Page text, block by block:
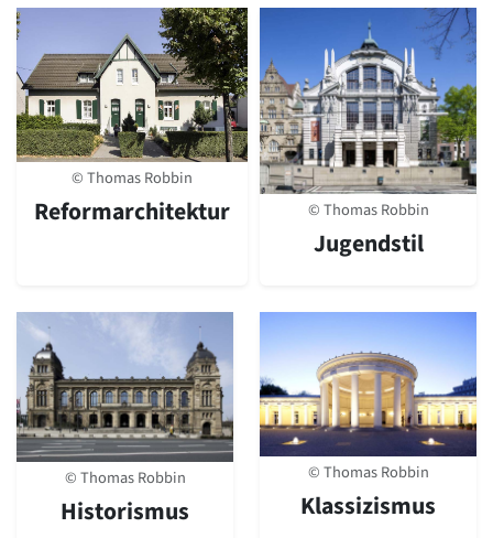
© Thomas Robbin
Reformarchitektur © Thomas Robbin
Jugendstil
© Thomas Robbin
Historismus
© Thomas Robbin
Klassizismus